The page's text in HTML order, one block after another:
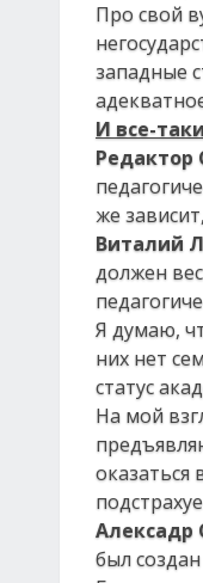
Про свой
западные
И все-
Редактор
же
Виталий
должен
Я думаю,
них нет
статус
На мой
оказаться
Алексадр
был